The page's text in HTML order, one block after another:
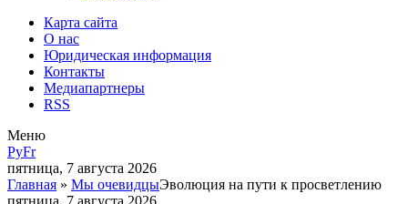
Карта сайта
О нас
Юридическая информация
Контакты
Медиапартнеры
RSS
Меню
РуFr
пятница, 7 августа 2026
Главная » Мы очевидцыЭволюция на пути к просветлению
пятница, 7 августа 2026